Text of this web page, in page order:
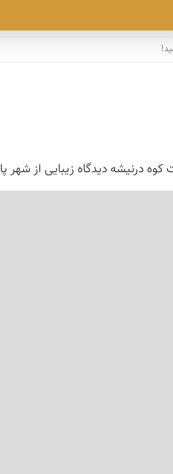
کوه درنیشه دیدگاه زیبایی از